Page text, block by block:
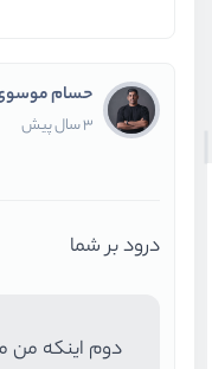
حسام
3 سال پیش
درود بر شما
دوم اینکه من